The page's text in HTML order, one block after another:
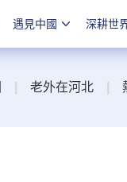
遇見中國 深耕世
老外在河北